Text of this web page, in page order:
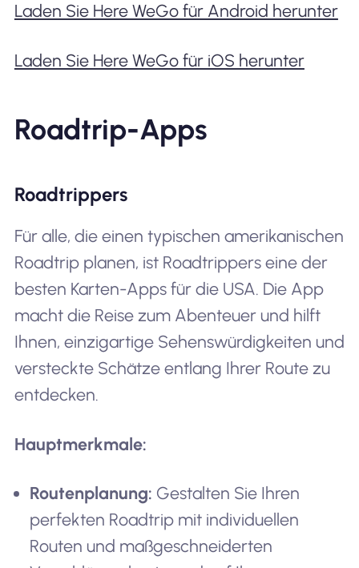
Laden Sie Here WeGo für Android herunter
Laden Sie Here WeGo für iOS herunter
Roadtrip-Apps
Roadtrippers
Für alle, die einen typischen amerikanischen
Roadtrip planen, ist Roadtrippers eine der
besten Karten-Apps für die USA. Die App
macht die Reise zum Abenteuer und hilft
Ihnen, einzigartige Sehenswürdigkeiten und
versteckte Schätze entlang Ihrer Route zu
entdecken.
Hauptmerkmale:
Routenplanung: Gestalten Sie Ihren
perfekten Roadtrip mit individuellen
Routen und maßgeschneiderten